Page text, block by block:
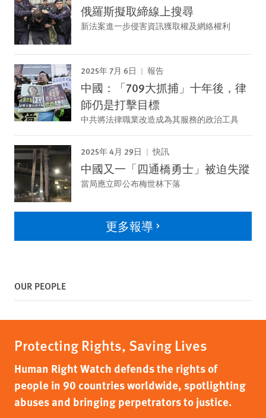
俄羅斯擬取締線上搜尋
新法案進一步侵害資訊獲取權及網絡權利
2025年 7月 6日 報告
中國：「709大抓捕」十年後，律
師仍是打擊目標
中共將法律職業改造成為其服務的政治工具
2025年 4月 29日 快訊
中國又一「四通橋勇士」被迫失蹤
當局應立即公布梅世林下落
更多報導
OUR PEOPLE
Protecting Rights, Saving Lives
Human Right Watch defends the rights of
people in 90 countries worldwide, spotlighting
abuses and bringing perpetrators to justice.